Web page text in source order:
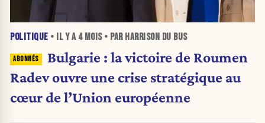
POLITIQUE • IL Y A 4 MOIS• PAR HARRISON DU BUS
Bulgarie : la victoire de Roumen
Radev ouvre une crise stratégique au
cœur de l’Union européenne